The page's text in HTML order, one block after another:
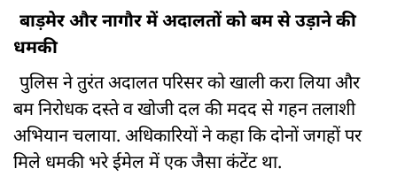
बाड़मेर और नागौर में अदालतों को बम से उड़ाने की
धमकी
पुलिस ने तुरंत अदालत परिसर को खाली करा लिया और
बम निरोधक दस्ते व खोजी दल की मदद से गहन तलाशी
अभियान चलाया. अधिकारियों ने कहा कि दोनों जगहों पर
मिले धमकी भरे ईमेल में एक जैसा कंटेंट था.